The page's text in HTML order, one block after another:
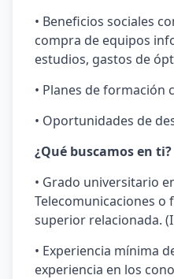
• Beneficios sociales
compra de equipos
estudios, gastos de
• Planes de formación
• Oportunidades de
¿Qué buscamos en ti?
• Grado universitario
Telecomunicaciones
superior relacionada.
• Experiencia mínima
experiencia en los